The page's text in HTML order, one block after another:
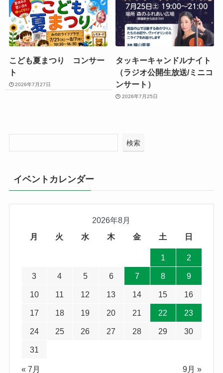
こども夏まつり コンサー
ト
2026年7月27日
タッキーキャンドルナイト
（ラジオ公開生放送/ミニコ
ンサート）
2026年7月25日
検索
イベントカレンダー
2026年8月
月
火 水 木 金 土 日
1 2
3 4 5 6 7 8 9
10 11 12 13 14 15 16
17 18 19 20 21 22 23
24 25 26 27 28 29 30
31
« 7月 9月 »